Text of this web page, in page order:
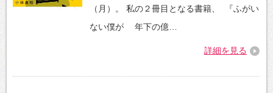
（月）。 私の２冊目となる書籍、 『ふがい
ない僕が 年下の億…
詳細を見る